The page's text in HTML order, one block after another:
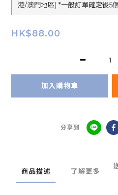
港/澳門地區) *一般訂單確定後5
HK$88.00
加入購物車
分享到
商品描述 了解更多